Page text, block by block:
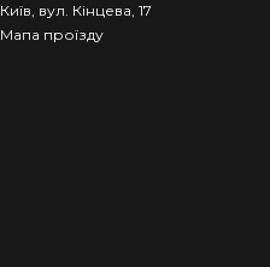
Київ, вул. Кінцева, 17
Мапа проїзду